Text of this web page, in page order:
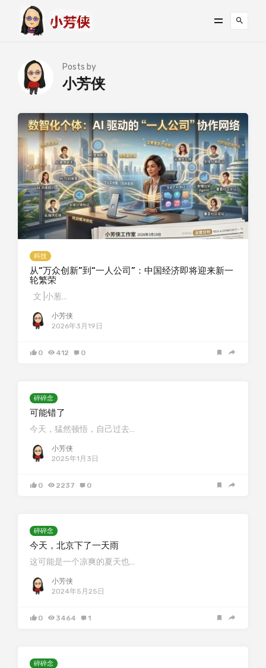
Posts by
小芳侠
科技
从“万众创新”到“一人公司”：中国经济即将迎来新一
轮繁荣
文 |小葱…
小芳侠
2026年3月19日
0 412 0
碎碎念
可能错了
今天，猛然顿悟，自己过去…
小芳侠
2025年1月3日
0 2237 0
碎碎念
今天，北京下了一天雨
这可能是一个凉爽的夏天也…
小芳侠
2024年5月25日
0 3464 1
碎碎念